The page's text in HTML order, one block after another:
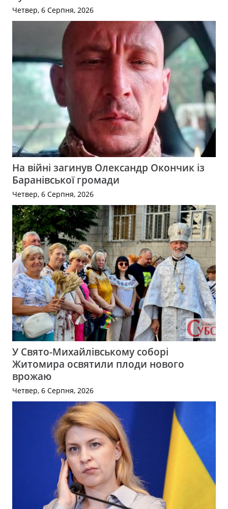
Четвер, 6 Серпня, 2026
На війні загинув Олександр Окончик із
Баранівської громади
Четвер, 6 Серпня, 2026
У Свято-Михайлівському соборі
Житомира освятили плоди нового
врожаю
Четвер, 6 Серпня, 2026